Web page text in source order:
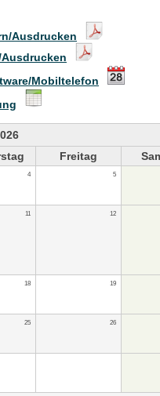
Ausdrucken
Mobiltelefon
Freitag
4 5
11 12
18 19
25 26